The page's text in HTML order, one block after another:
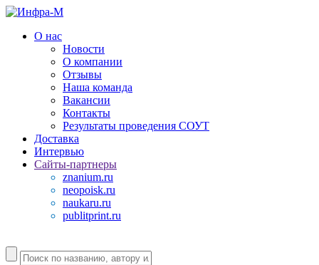
О нас
Новости
О компании
Отзывы
Наша команда
Вакансии
Контакты
Результаты проведения СОУТ
Доставка
Интервью
Сайты-партнеры
znanium.ru
neopoisk.ru
naukaru.ru
publitprint.ru